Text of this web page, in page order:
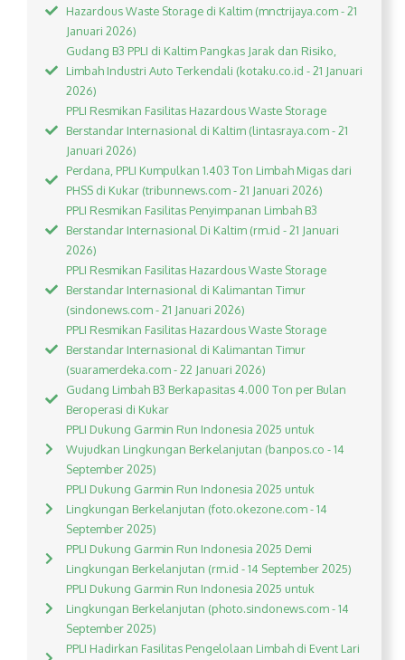
Hazardous Waste Storage di Kaltim (mnctrijaya.com - 21
Januari 2026)
Gudang B3 PPLI di Kaltim Pangkas Jarak dan Risiko,
Limbah Industri Auto Terkendali (kotaku.co.id - 21 Januari
2026)
PPLI Resmikan Fasilitas Hazardous Waste Storage
Berstandar Internasional di Kaltim (lintasraya.com - 21
Januari 2026)
Perdana, PPLI Kumpulkan 1.403 Ton Limbah Migas dari
PHSS di Kukar (tribunnews.com - 21 Januari 2026)
PPLI Resmikan Fasilitas Penyimpanan Limbah B3
Berstandar Internasional Di Kaltim (rm.id - 21 Januari
2026)
PPLI Resmikan Fasilitas Hazardous Waste Storage
Berstandar Internasional di Kalimantan Timur
(sindonews.com - 21 Januari 2026)
PPLI Resmikan Fasilitas Hazardous Waste Storage
Berstandar Internasional di Kalimantan Timur
(suaramerdeka.com - 22 Januari 2026)
Gudang Limbah B3 Berkapasitas 4.000 Ton per Bulan
Beroperasi di Kukar
PPLI Dukung Garmin Run Indonesia 2025 untuk
Wujudkan Lingkungan Berkelanjutan (banpos.co - 14
September 2025)
PPLI Dukung Garmin Run Indonesia 2025 untuk
Lingkungan Berkelanjutan (foto.okezone.com - 14
September 2025)
PPLI Dukung Garmin Run Indonesia 2025 Demi
Lingkungan Berkelanjutan (rm.id - 14 September 2025)
PPLI Dukung Garmin Run Indonesia 2025 untuk
Lingkungan Berkelanjutan (photo.sindonews.com - 14
September 2025)
PPLI Hadirkan Fasilitas Pengelolaan Limbah di Event Lari